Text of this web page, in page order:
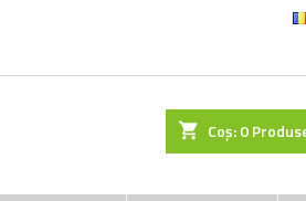
shopping_cart Coș:0